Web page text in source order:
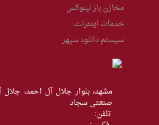
مخازن باز لینوکس
خدمات اینترنت
سیستم دانلود سپهر
صنعتی سجاد
تلفن: